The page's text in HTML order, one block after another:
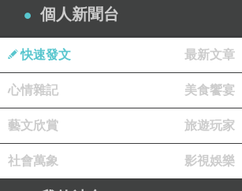
小7ml ◆粉持久7ml保存期限至
⊕) )
媄之肌 長效保濕修護面膜30mlx10
Kawae 19入面眼膜 超值亮肌保養
Dr.Douxi 朵璽 蝸牛霜15g+凍
10g+晶鑽蝸牛魚子修護霜10g
SK-II 深層淨透潔顏油(250ml)1入
個人新聞台
快速發文 最新文章
心情雜記 美食饗宴
藝文欣賞 旅遊玩家
社會萬象 影視娛樂